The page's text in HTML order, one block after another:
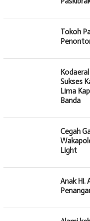
Tokoh
Sukses
Lima
Banda
Cegah
Light
Anak Hi.